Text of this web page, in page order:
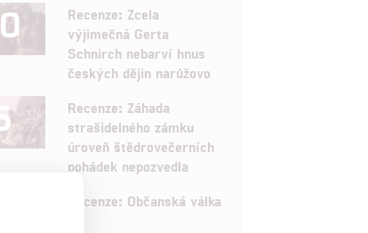
Recenze: Zcela
výjimečná Gerta
Schnirch nebarví hnus
českých dějin narůžovo
Recenze: Záhada
strašidelného zámku
úroveň štědrovečerních
pohádek nepozvedla
Recenze: Občanská válka